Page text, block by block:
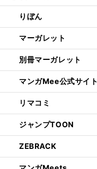
りぼん
マーガレット
別冊マーガレット
マンガMee公式サイト
リマコミ
ジャンプTOON
ZEBRACK